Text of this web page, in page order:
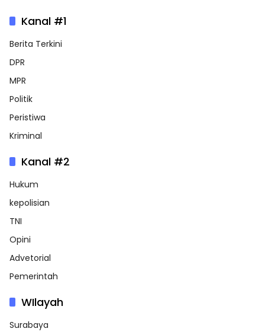
Kanal #1
Berita Terkini
DPR
MPR
Politik
Peristiwa
Kriminal
Kanal #2
Hukum
kepolisian
TNI
Opini
Advetorial
Pemerintah
WIlayah
Surabaya